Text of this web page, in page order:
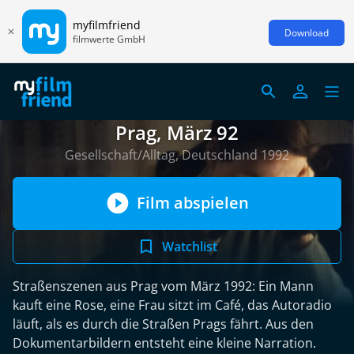
myfilmfriend
filmwerte GmbH Download
Prag, März 92
Gesellschaft/Alltag, Deutschland 1992
Film abspielen
Watchlist
Straßenszenen aus Prag vom März 1992: Ein Mann
kauft eine Rose, eine Frau sitzt im Café, das Autoradio
läuft, als es durch die Straßen Prags fährt. Aus den
Dokumentarbildern entsteht eine kleine Narration.